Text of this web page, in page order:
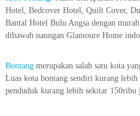
Hotel, Bedcover Hotel, Quilt Cover,
Bantal Hotel Bulu Angsa dengan
dibawah naungan Glamoure Home
Bontangmerupakan salah satu kota
Luas kota bontang sendiri kurang
penduduk kurang lebih sekitar 150ribu